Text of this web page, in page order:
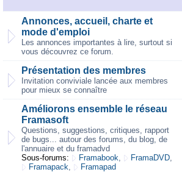
Annonces, accueil, charte et
mode d'emploi
Les annonces importantes à lire, surtout si
vous découvrez ce forum.
Présentation des membres
Invitation conviviale lancée aux membres
pour mieux se connaître
Améliorons ensemble le réseau
Framasoft
Questions, suggestions, critiques, rapport
de bugs... autour des forums, du blog, de
l'annuaire et du framadvd
Sous-forums:
Framabook, FramaDVD,
Framapack, Framapad